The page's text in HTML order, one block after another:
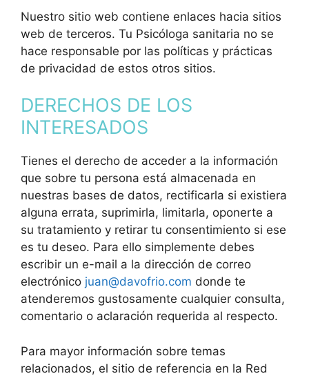
Nuestro sitio web contiene enlaces hacia sitios
web de terceros. Tu Psicóloga sanitaria no se
hace responsable por las políticas y prácticas
de privacidad de estos otros sitios.
DERECHOS DE LOS
INTERESADOS
Tienes el derecho de acceder a la información
que sobre tu persona está almacenada en
nuestras bases de datos, rectificarla si existiera
alguna errata, suprimirla, limitarla, oponerte a
su tratamiento y retirar tu consentimiento si ese
es tu deseo. Para ello simplemente debes
escribir un e-mail a la dirección de correo
electrónico juan@davofrio.com donde te
atenderemos gustosamente cualquier consulta,
comentario o aclaración requerida al respecto.
Para mayor información sobre temas
relacionados, el sitio de referencia en la Red